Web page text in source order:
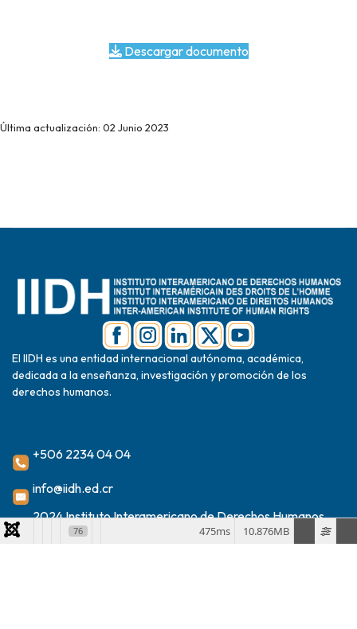
Descargar documento
Última actualización: 02 Junio 2023
El IIDH es una entidad internacional autónoma, académica,
dedicada a la enseñanza, investigación y promoción de los
derechos humanos.
+506 2234 04 04
info@iidh.ed.cr
2024 Instituto Interamericano de Derechos Humanos
76 10.876MB
475ms